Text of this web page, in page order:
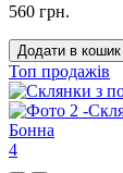
560 грн.
Додати в кошик
Топ продажів
4